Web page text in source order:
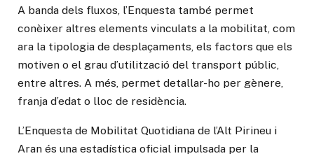
A banda dels fluxos, l’Enquesta també permet
conèixer altres elements vinculats a la mobilitat, com
ara la tipologia de desplaçaments, els factors que els
motiven o el grau d’utilització del transport públic,
entre altres. A més, permet detallar-ho per gènere,
franja d’edat o lloc de residència.
L’Enquesta de Mobilitat Quotidiana de l’Alt Pirineu i
Aran és una estadística oficial impulsada per la